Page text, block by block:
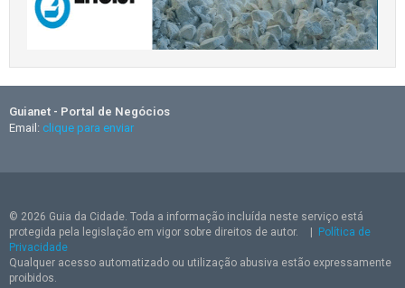
Guianet - Portal de Negócios
Email: clique para enviar
© 2026 Guia da Cidade. Toda a informação incluída neste serviço está
protegida pela legislação em vigor sobre direitos de autor.
Política de
Privacidade
Qualquer acesso automatizado ou utilização abusiva estão expressamente
proibidos.